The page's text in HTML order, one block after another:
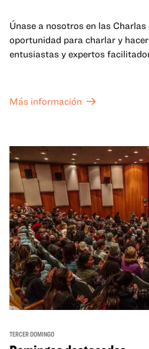
Únase a nosotros en las Charlas
oportunidad para charlar y
entusiastas y expertos
Más información
TERCER DOMINGO